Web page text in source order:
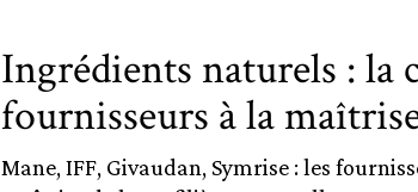
Ingrédients naturels : la
fournisseurs à la
Mane, IFF, Givaudan, Symrise : les